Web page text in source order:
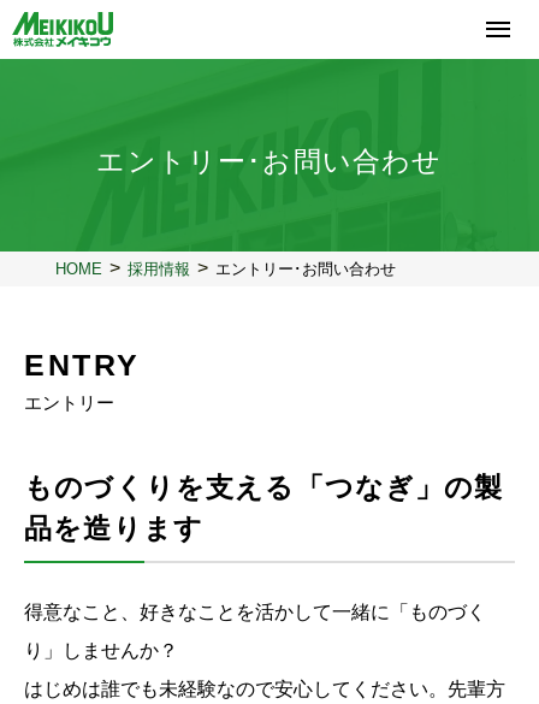
ン
テ
エントリー･お問い合わせ
HOME 採用情報 エントリー･お問い合わせ
ENTRY
エントリー
ものづくりを支える「つなぎ」の製
品を造ります
得意なこと、好きなことを活かして一緒に「ものづく
り」しませんか？
はじめは誰でも未経験なので安心してください。先輩方